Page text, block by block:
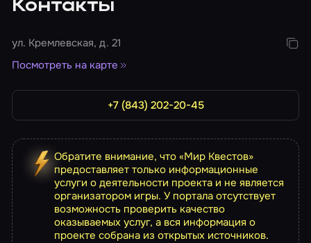
Контакты
ул. Кремлевская, д. 21
Посмотреть на карте
+7 (843) 202-20-45
Обратите внимание, что «Мир Квестов»
предоставляет только информационные
услуги о деятельности проекта и не является
организатором игры. У портала отсутствует
возможность проверить качество
оказываемых услуг, а вся информация о
проекте собрана из открытых источников.